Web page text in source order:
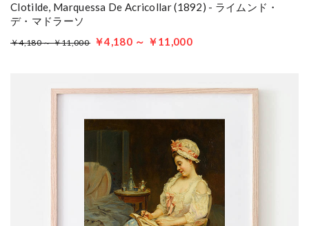
Clotilde, Marquessa De Acricollar (1892) - ライムンド・
デ・マドラーソ
￥4,180 ～ ￥11,000 ￥4,180 ～ ￥11,000